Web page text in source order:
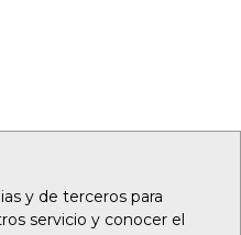
y de terceros para
servicio y conocer el